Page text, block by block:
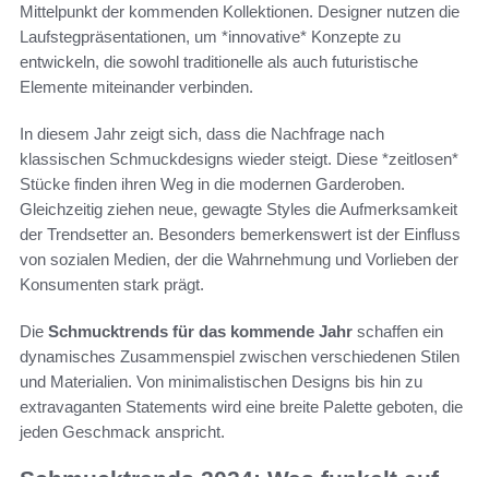
Mittelpunkt der kommenden Kollektionen. Designer nutzen die
Laufstegpräsentationen, um *innovative* Konzepte zu
entwickeln, die sowohl traditionelle als auch futuristische
Elemente miteinander verbinden.
In diesem Jahr zeigt sich, dass die Nachfrage nach
klassischen Schmuckdesigns wieder steigt. Diese *zeitlosen*
Stücke finden ihren Weg in die modernen Garderoben.
Gleichzeitig ziehen neue, gewagte Styles die Aufmerksamkeit
der Trendsetter an. Besonders bemerkenswert ist der Einfluss
von sozialen Medien, der die Wahrnehmung und Vorlieben der
Konsumenten stark prägt.
Die Schmucktrends für das kommende Jahr schaffen ein
dynamisches Zusammenspiel zwischen verschiedenen Stilen
und Materialien. Von minimalistischen Designs bis hin zu
extravaganten Statements wird eine breite Palette geboten, die
jeden Geschmack anspricht.